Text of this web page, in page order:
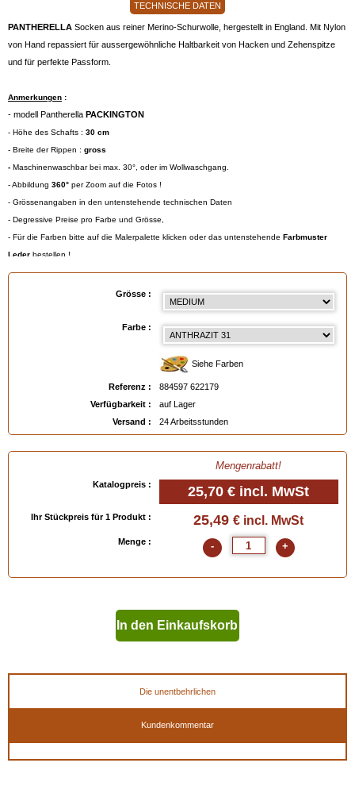
TECHNISCHE DATEN
PANTHERELLA Socken aus reiner Merino-Schurwolle, hergestellt in England. Mit Nylon
von Hand repassiert für aussergewöhnliche Haltbarkeit von Hacken und Zehenspitze
und für perfekte Passform.
Anmerkungen :
- modell Pantherella PACKINGTON
- Höhe des Schafts : 30 cm
- Breite der Rippen : gross
- Maschinenwaschbar bei max. 30°, oder im Wollwaschgang.
- Abbildung 360° per Zoom auf die Fotos !
- Grössenangaben in den untenstehende technischen Daten
- Degressive Preise pro Farbe und Grösse,
- Für die Farben bitte auf die Malerpalette klicken oder das untenstehende Farbmuster
Leder bestellen !
Gröβentabelle:
- Small = 39/40 (Eur) - 6/7 (UK) - 7/8 (USA)
- Medium = 41/44 (Eur) - 7½/9½ (UK) - 8½/11 (USA)
- Large = 45/47 (Eur) - 10/12 (UK) - 11½/13 (USA)
- Extra Large = 48/49 (Eur) - 13/14 (UK) - 13½/15 (USA)
Grösse :
Farbe :
Siehe Farben
Referenz :
884597 622179
Verfügbarkeit :
auf Lager
Versand :
24 Arbeitsstunden
Mengenrabatt!
Katalogpreis : 25,70 € incl. MwSt
Ihr Stückpreis für 1 Produkt : 25,49 € incl. MwSt
Menge : - +
In den Einkaufskorb
Die unentbehrlichen
Kundenkommentar